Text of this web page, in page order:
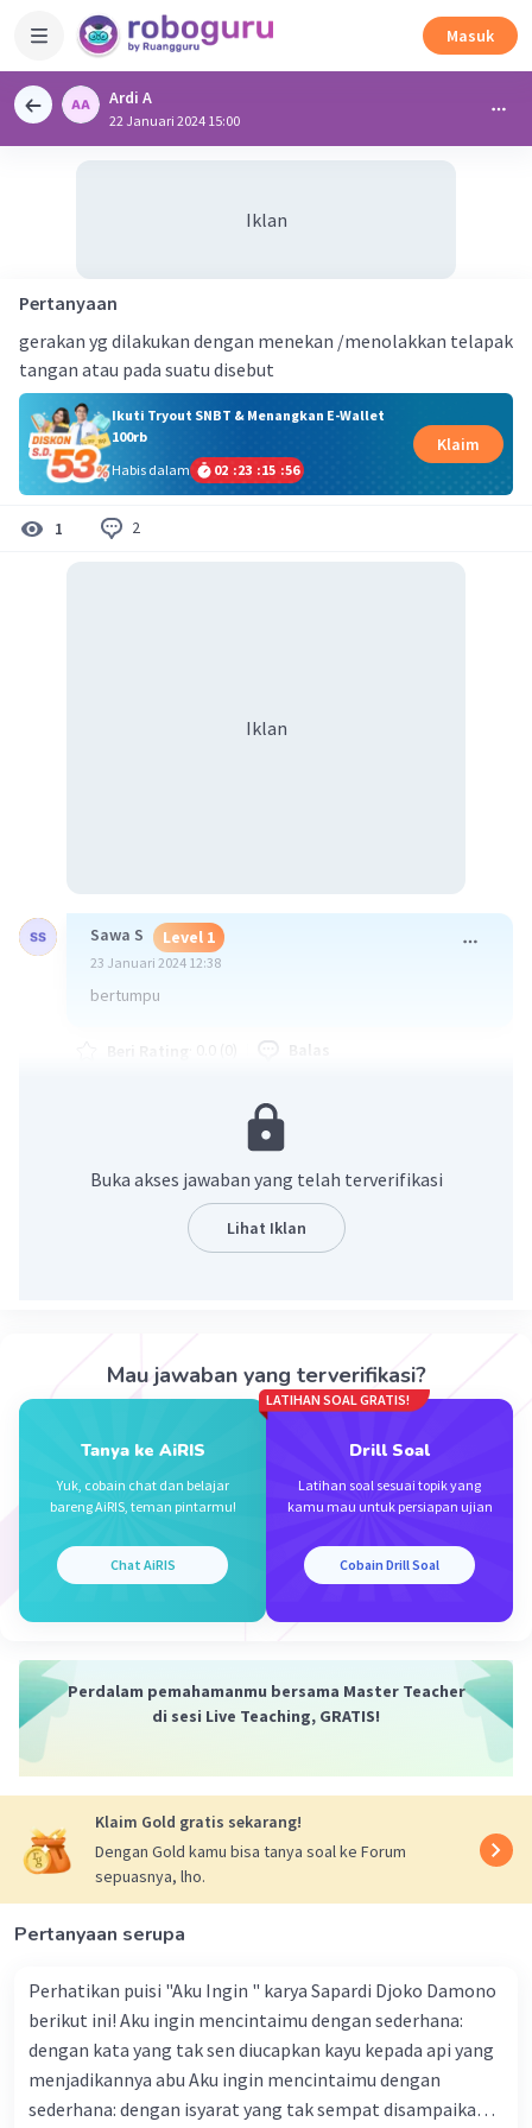
Masuk
Ardi A
22 Januari 2024 15:00
Iklan
Pertanyaan
gerakan yg dilakukan dengan menekan /menolakkan telapak
tangan atau pada suatu disebut
Ikuti Tryout SNBT & Menangkan E-Wallet
100rb
Habis dalam
02 :23 :15 :55
Klaim
1 2
Iklan
Sawa S Level 1
23 Januari 2024 12:38
bertumpu
Balas
Iklan
Gerakan yang dilakukan dengan menekan atau
menolak telapak tangan pada suatu permukaan
Beri Rating
Buka akses jawaban yang telah terverifikasi
Lihat Iklan
Mau jawaban yang terverifikasi?
Tanya ke AiRIS
Yuk, cobain chat dan belajar
bareng AiRIS, teman pintarmu!
Chat AiRIS
LATIHAN SOAL GRATIS!
Drill Soal
Latihan soal sesuai topik yang
kamu mau untuk persiapan ujian
Cobain Drill Soal
Perdalam pemahamanmu bersama Master Teacher
di sesi Live Teaching, GRATIS!
Klaim Gold gratis sekarang!
Dengan Gold kamu bisa tanya soal ke Forum
sepuasnya, lho.
Pertanyaan serupa
Perhatikan puisi "Aku Ingin " karya Sapardi Djoko Damono
berikut ini! Aku ingin mencintaimu dengan sederhana:
dengan kata yang tak sen diucapkan kayu kepada api yang
menjadikannya abu Aku ingin mencintaimu dengan
sederhana: dengan isyarat yang tak sempat disampaikan